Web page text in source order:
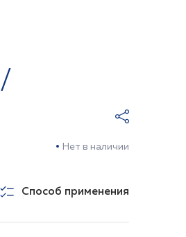
Нет в наличии
Способ применения